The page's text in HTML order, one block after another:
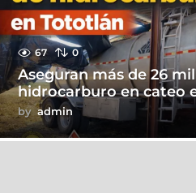
67 0
Aseguran más de 26
hidrocarburo en cateo
by admin